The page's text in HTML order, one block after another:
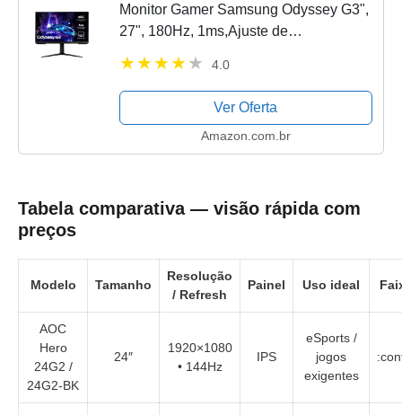
Monitor Gamer Samsung Odyssey G3",
27", 180Hz, 1ms,Ajuste de
4.0
Ver Oferta
Amazon.com.br
Tabela comparativa — visão rápida com
preços
Modelo Tamanho
Resolução
/ Refresh
Painel Uso ideal
AOC
Hero
24G2 /
24G2-BK
24″
1920×1080
• 144Hz
IPS
eSports /
jogos
exigentes